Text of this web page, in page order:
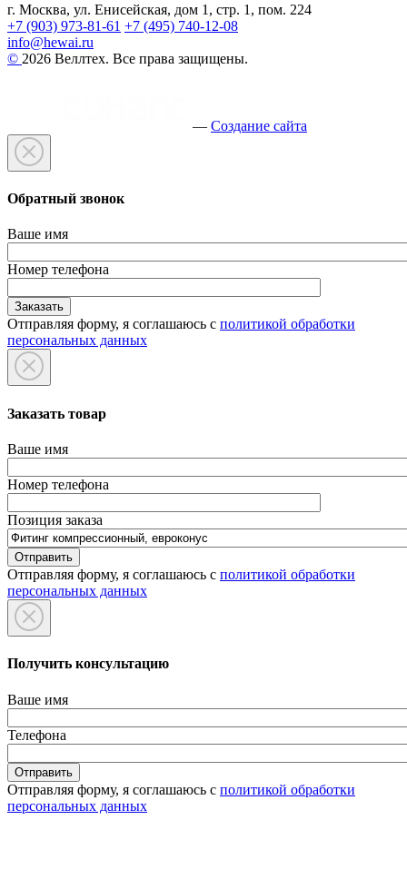
г. Москва, ул. Енисейская, дом 1, стр. 1, пом. 224
+7 (903) 973-81-61 +7 (495) 740-12-08
info@hewai.ru
© 2026 Веллтех. Все права защищены.
— Создание сайта
Обратный звонок
Ваше имя
Номер телефона
Отправляя форму, я соглашаюсь с политикой обработки
персональных данных
Заказать товар
Ваше имя
Номер телефона
Позиция заказа
Отправляя форму, я соглашаюсь с политикой обработки
персональных данных
Получить консультацию
Ваше имя
Телефона
Отправляя форму, я соглашаюсь с политикой обработки
персональных данных